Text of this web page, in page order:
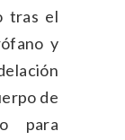
tras el
y
de
para